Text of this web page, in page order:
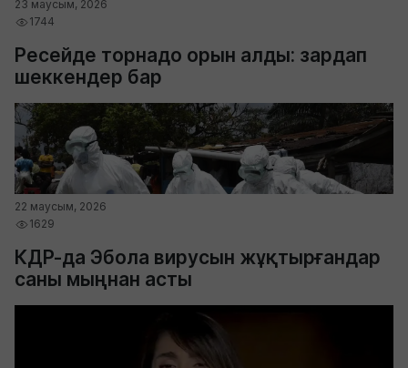
23 маусым, 2026
1744
Ресейде торнадо орын алды: зардап
шеккендер бар
22 маусым, 2026
1629
КДР-да Эбола вирусын жұқтырғандар
саны мыңнан асты